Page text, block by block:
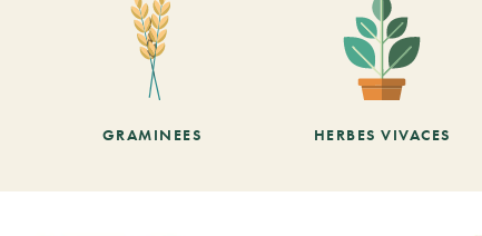
GRAMINEES HERBES VIVACES